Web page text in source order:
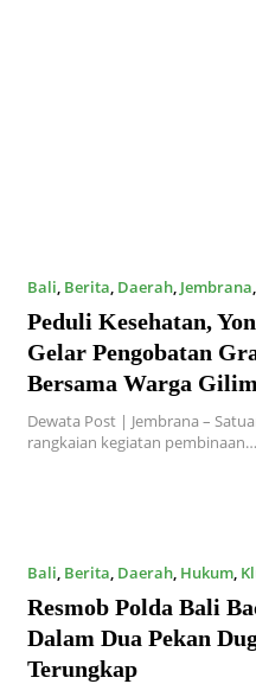
Bali, Berita, Daerah, Jembrana,
Peduli Kesehatan,
Gelar Pengobatan
Bersama Warga
Dewata Post | Jembrana –
rangkaian kegiatan pembinaan…
Bali, Berita, Daerah, Hukum,
Resmob Polda Bali
Dalam Dua Pekan
Terungkap